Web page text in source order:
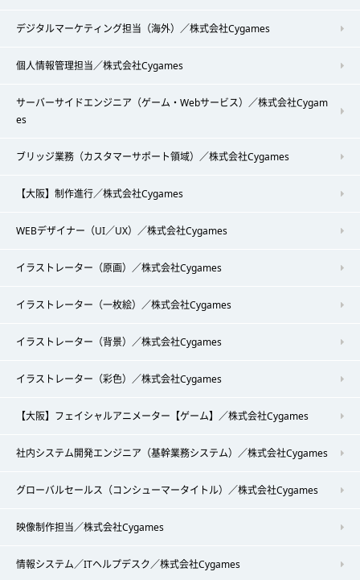
デジタルマーケティング担当（海外）／株式会社Cygames
個人情報管理担当／株式会社Cygames
サーバーサイドエンジニア（ゲーム・Webサービス）／株式会社Cygam
es
ブリッジ業務（カスタマーサポート領域）／株式会社Cygames
【大阪】制作進行／株式会社Cygames
WEBデザイナー（UI／UX）／株式会社Cygames
イラストレーター（原画）／株式会社Cygames
イラストレーター（一枚絵）／株式会社Cygames
イラストレーター（背景）／株式会社Cygames
イラストレーター（彩色）／株式会社Cygames
【大阪】フェイシャルアニメーター【ゲーム】／株式会社Cygames
社内システム開発エンジニア（基幹業務システム）／株式会社Cygames
グローバルセールス（コンシューマータイトル）／株式会社Cygames
映像制作担当／株式会社Cygames
情報システム／ITヘルプデスク／株式会社Cygames